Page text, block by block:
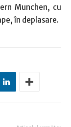
Munchen, cu
în deplasare.